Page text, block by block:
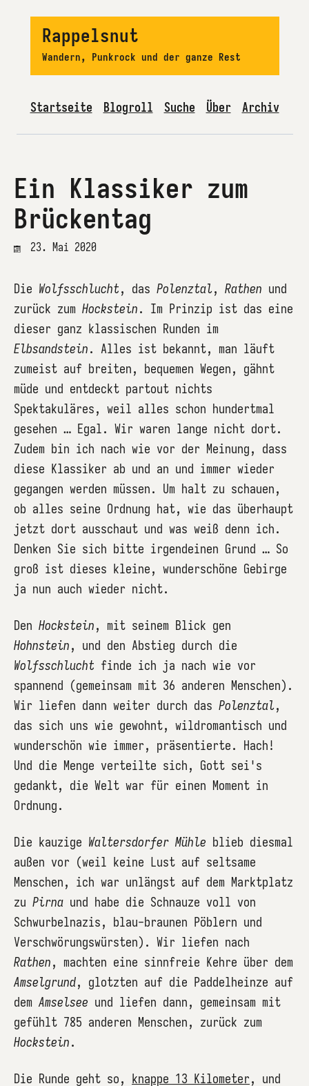
Rappelsnut
Wandern, Punkrock und der ganze Rest
Startseite Blogroll Suche Über Archiv
Ein Klassiker zum
Brückentag
23. Mai 2020
Die Wolfsschlucht, das Polenztal, Rathen und
zurück zum Hockstein. Im Prinzip ist das eine
dieser ganz klassischen Runden im
Elbsandstein. Alles ist bekannt, man läuft
zumeist auf breiten, bequemen Wegen, gähnt
müde und entdeckt partout nichts
Spektakuläres, weil alles schon hundertmal
gesehen … Egal. Wir waren lange nicht dort.
Zudem bin ich nach wie vor der Meinung, dass
diese Klassiker ab und an und immer wieder
gegangen werden müssen. Um halt zu schauen,
ob alles seine Ordnung hat, wie das überhaupt
jetzt dort ausschaut und was weiß denn ich.
Denken Sie sich bitte irgendeinen Grund … So
groß ist dieses kleine, wunderschöne Gebirge
ja nun auch wieder nicht.
Den Hockstein, mit seinem Blick gen
Hohnstein, und den Abstieg durch die
Wolfsschlucht finde ich ja nach wie vor
spannend (gemeinsam mit 36 anderen Menschen).
Wir liefen dann weiter durch das Polenztal,
das sich uns wie gewohnt, wildromantisch und
wunderschön wie immer, präsentierte. Hach!
Und die Menge verteilte sich, Gott sei's
gedankt, die Welt war für einen Moment in
Ordnung.
Die kauzige Waltersdorfer Mühle blieb diesmal
außen vor (weil keine Lust auf seltsame
Menschen, ich war unlängst auf dem Marktplatz
zu Pirna und habe die Schnauze voll von
Schwurbelnazis, blau-braunen Pöblern und
Verschwörungswürsten). Wir liefen nach
Rathen, machten eine sinnfreie Kehre über dem
Amselgrund, glotzten auf die Paddelheinze auf
dem Amselsee und liefen dann, gemeinsam mit
gefühlt 785 anderen Menschen, zurück zum
Hockstein.
Die Runde geht so, knappe 13 Kilometer, und